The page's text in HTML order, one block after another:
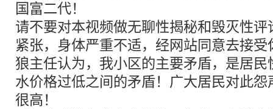
国富二代！
请不要对本视频做无聊性揭秘和毁灭性
紧张，身体严重不适，经网站同意去接受
狼主任认为，我小区的主要矛盾，是居
水价格过低之间的矛盾！广大居民对此
很高！